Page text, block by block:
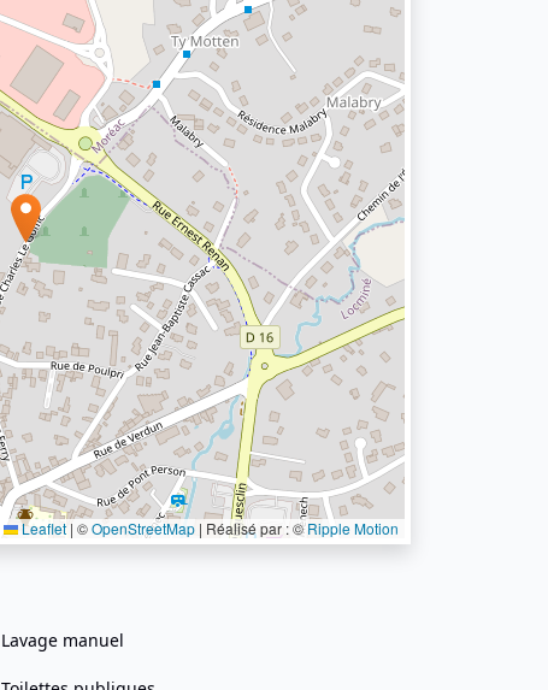
Leaflet | ©OpenStreetMap | Réalisé par : ©Ripple Motion
Lavage manuel